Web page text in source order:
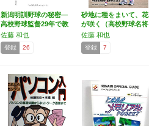
新潟明訓野球の秘密―
高校野球監督29年で教
え…
佐藤 和也
登録 26
砂地に種をまいて、花
が咲く（高校野球名将
が挑…
佐藤 和也
登録 7